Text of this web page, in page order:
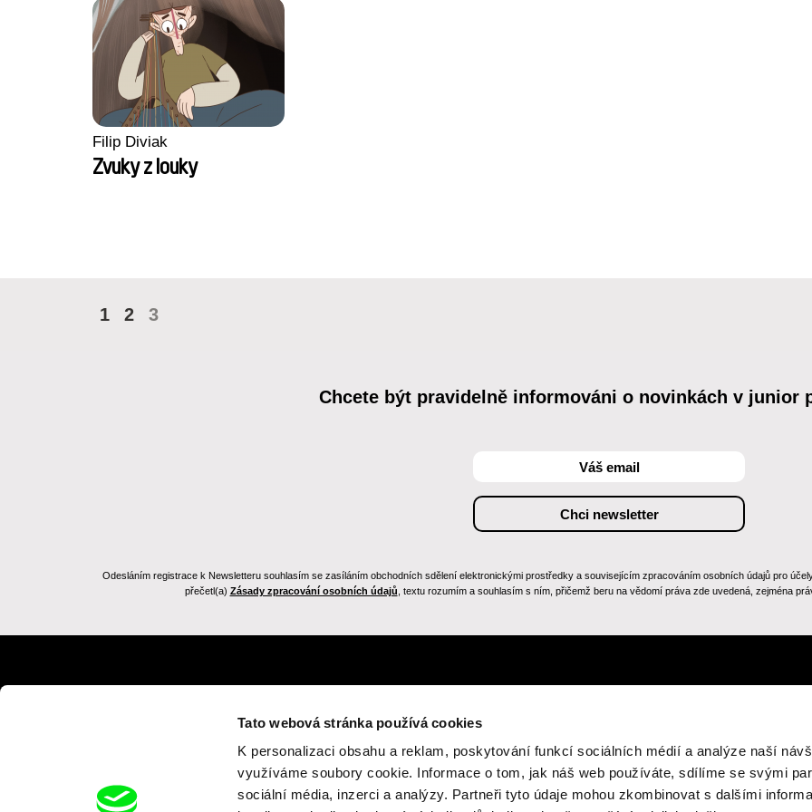
Tato webová stránka používá cookies
K personalizaci obsahu a reklam, poskytování funkcí sociálních médií a analýze naší
využíváme soubory cookie. Informace o tom, jak náš web používáte, sdílíme se svými
sociální média, inzerci a analýzy. Partneři tyto údaje mohou zkombinovat s dalšími
Filip Diviak
Zvuky z louky
1 2 3
Chcete být pravidelně informováni o novinkách v junior
Odesláním registrace k Newsletteru souhlasím se zasíláním obchodních sdělení elektronickými prostředky a souvisejícím zpracováním osobních údajů pro
přečetl(a) Zásady zpracování osobních údajů , textu rozumím a souhlasím s ním, přičemž beru na vědomí práva zde uvedená, zejména